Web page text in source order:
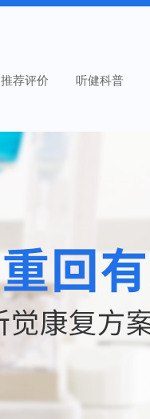
推荐评价 听健科普